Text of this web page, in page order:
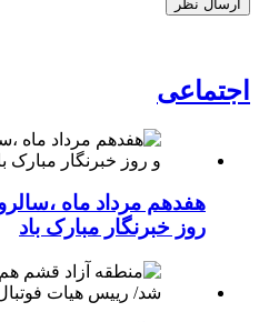
اجتماعی
هفدهم مرداد ماه
روز خبرنگار مبارک باد